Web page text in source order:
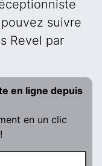
suivre
Revel par
en ligne depuis
en un clic